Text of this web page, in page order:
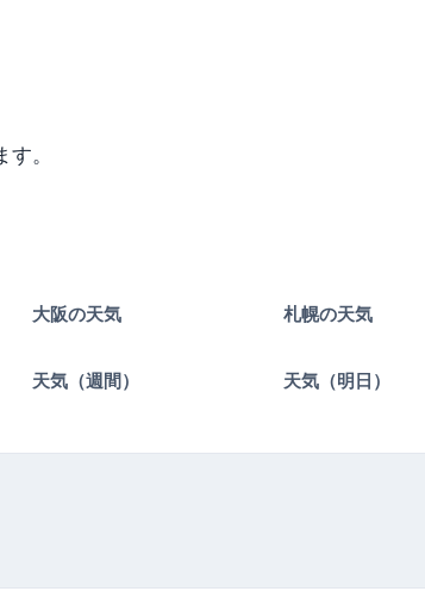
。
大阪の天気 札幌の天気
天気（週間） 天気（明日）